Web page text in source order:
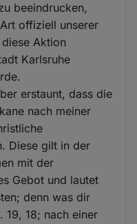
beeindrucken,
offiziell unserer
Aktion
Karlsruhe
erstaunt, dass die
nach meiner
Diese gilt in der
mit der
Gebot und lautet
denn was dir
19, 18; nach einer